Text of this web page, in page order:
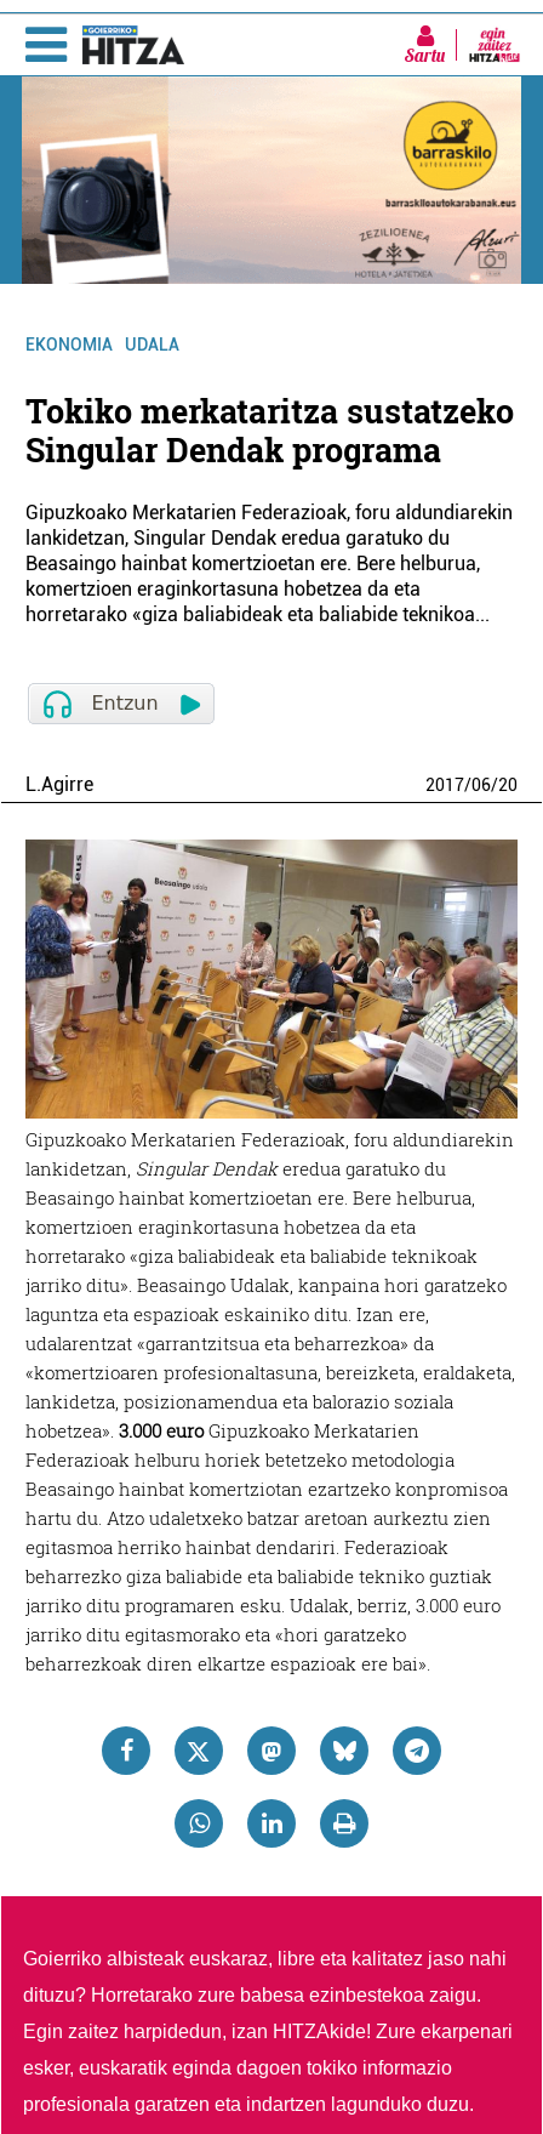
Sartu
EKONOMIA UDALA
Tokiko merkataritza sustatzeko
Singular Dendak programa
Gipuzkoako Merkatarien Federazioak, foru aldundiarekin
lankidetzan, Singular Dendak eredua garatuko du
Beasaingo hainbat komertzioetan ere. Bere helburua,
komertzioen eraginkortasuna hobetzea da eta
horretarako «giza baliabideak eta baliabide teknikoa...
L.Agirre 2017/06/20
Gipuzkoako Merkatarien Federazioak, foru aldundiarekin
lankidetzan, Singular Dendakeredua garatuko du
Beasaingo hainbat komertzioetan ere. Bere helburua,
komertzioen eraginkortasuna hobetzea da eta
horretarako «giza baliabideak eta baliabide teknikoak
jarriko ditu». Beasaingo Udalak, kanpaina hori garatzeko
laguntza eta espazioak eskainiko ditu. Izan ere,
udalarentzat «garrantzitsua eta beharrezkoa» da
«komertzioaren profesionaltasuna, bereizketa, eraldaketa,
lankidetza, posizionamendua eta balorazio soziala
hobetzea».3.000 euroGipuzkoako Merkatarien
Federazioak helburu horiek betetzeko metodologia
Beasaingo hainbat komertziotan ezartzeko konpromisoa
hartu du. Atzo udaletxeko batzar aretoan aurkeztu zien
egitasmoa herriko hainbat dendariri. Federazioak
beharrezko giza baliabide eta baliabide tekniko guztiak
jarriko ditu programaren esku. Udalak, berriz, 3.000 euro
jarriko ditu egitasmorako eta «hori garatzeko
beharrezkoak diren elkartze espazioak ere bai».
Goierriko albisteak euskaraz, libre eta kalitatez jaso nahi
dituzu? Horretarako zure babesa ezinbestekoa zaigu.
Egin zaitez harpidedun, izan HITZAkide!Zure ekarpenari
esker, euskaratik eginda dagoen tokiko informazio
profesionala garatzen eta indartzen lagunduko duzu.